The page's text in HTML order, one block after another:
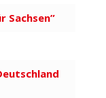
Sachsen”